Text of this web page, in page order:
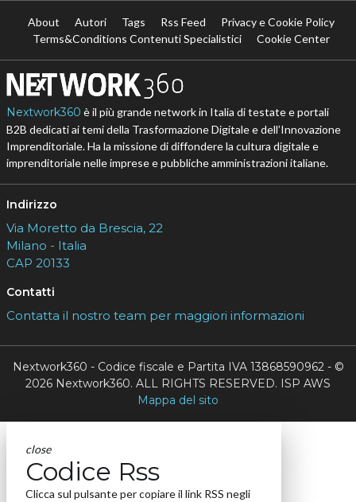
About Autori Tags Rss Feed
Privacy e Cookie Policy
Terms&Conditions Contenuti Specialistici
Cookie Center
Nextwork360 è il più grande network in Italia di testate e portali
B2B dedicati ai temi della Trasformazione Digitale e dell’Innovazione
Imprenditoriale. Ha la missione di diffondere la cultura digitale e
imprenditoriale nelle imprese e pubbliche amministrazioni italiane.
Indirizzo
Via Moretto da Brescia, 22
Milano - Italia
CAP 20133
Contatti
Contatta il nostro team per maggiori informazioni
Nextwork360 - Codice fiscale e Partita IVA 13868590962 - ©
2026 Nextwork360. ALL RIGHTS RESERVED. ISP AWS
Mappa del sito
close
Codice Rss
Clicca sul pulsante per copiare il link RSS negli